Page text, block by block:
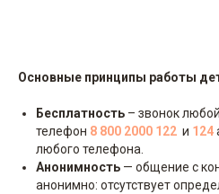
Основные принципы работы
Бесплатность – звонок
телефон 8 800 2000 122 и 124
любого телефона.
Анонимность — общение с
анонимно: отсутствует